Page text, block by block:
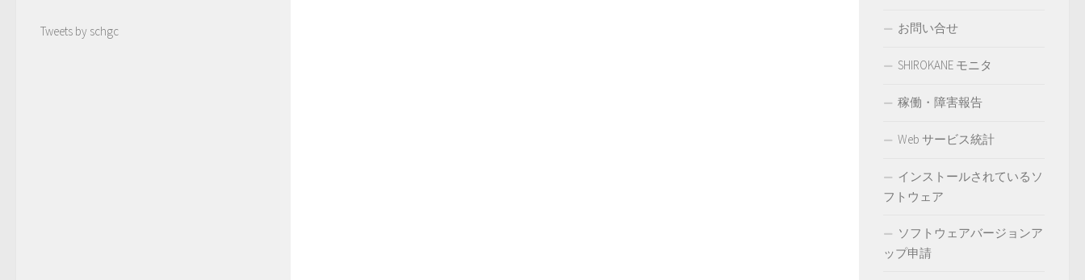
Tweets by schgc お問い合せ
SHIROKANE モニタ
稼働・障害報告
Web サービス統計
インストールされているソ
フトウェア
ソフトウェアバージョンア
ップ申請